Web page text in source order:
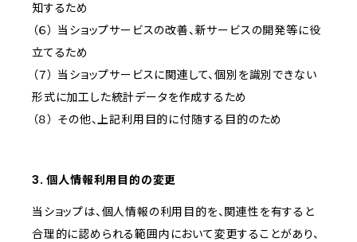
知するため
（６） 当ショップサービスの改善、新サービスの開発等に役
立てるため
（７） 当ショップサービスに関連して、個別を識別できない
形式に加工した統計データを作成するため
（８） その他、上記利用目的に付随する目的のため
3. 個人情報利用目的の変更
当ショップは、個人情報の利用目的を、関連性を有すると
合理的に認められる範囲内において変更することがあり、